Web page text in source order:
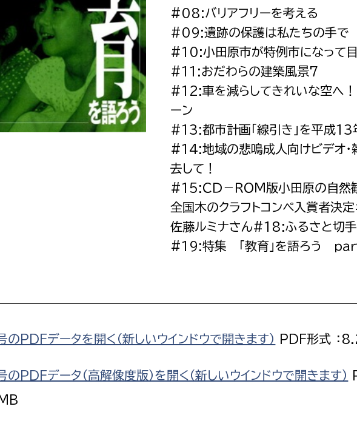
市議会
市立総合医療センター
患者サポートセンター
病院管理局：経営管理課
病院管理局：施設用度課
病院管理局：医事課
消防
予防
救急
情報
警防
警防
選挙管理委員会事務局 監査
#08:バリアフリーを考える
#09:遺跡の保護は私たちの手で
#10:小田原市が特例市になって
#11:おだわらの建築風景7
#12:車を減らしてきれいな空へ！
ーン
#13:都市計画「線引き」を平成13
#14:地域の悲鳴成人向けビデオ・
去して！
#15:ＣＤ－ＲＯＭ版小田原の自
全国木のクラフトコンペ入賞者決
佐藤ルミナさん#18:ふるさと切手
#19:特集 「教育」を語ろう ｐａｒ
PDFデータを開く（新しいウインドウで開きます） PDF形式 ：
PDFデータ（高解像度版）を開く（新しいウインドウで開きます）